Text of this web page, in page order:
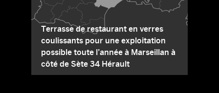
Terrasse de restaurant en verres
coulissants pour une exploitation
possible toute l’année à Marseillan à
côté de Sète 34 Hérault